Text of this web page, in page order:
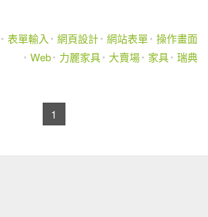
表單輸入 網頁設計 網站表單
操作畫面
Web
力麗家具 大賣場 家具 瑞典
1